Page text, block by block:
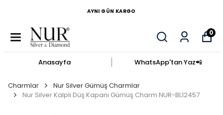
AYNI GÜN KARGO
0
Anasayfa WhatsApp'tan Yaz​📲​
Charmlar
Nur Silver Gümüş Charmlar
Nur Silver Kalpli Düş Kapanı Gümüş Charm NUR-BL12457